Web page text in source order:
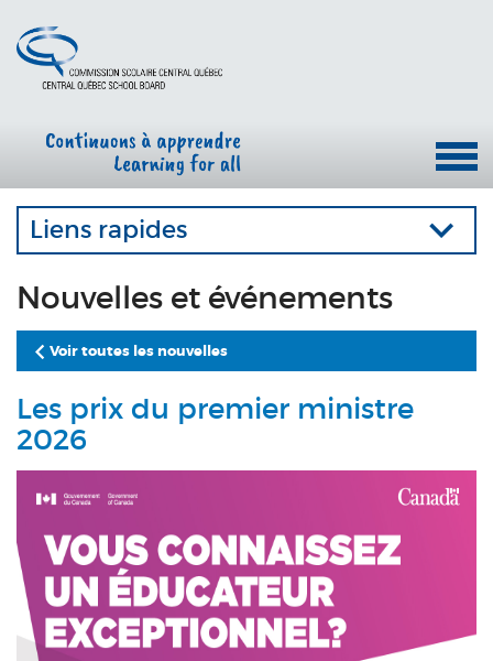
Liens rapides
Nouvelles et événements
Voir toutes les nouvelles
Les prix du premier ministre
2026